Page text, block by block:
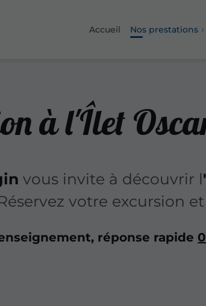
Accueil Nos prestations
à l'Îlet
vous invite à découvrir l
votre excursion
réponse rapide